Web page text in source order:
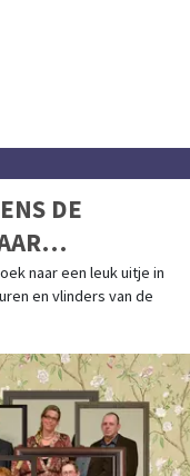
DE
naar een leuk uitje in
en vlinders van de